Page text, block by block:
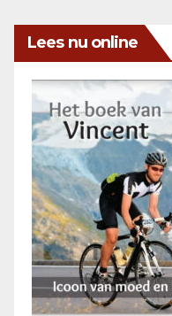
Lees nu online